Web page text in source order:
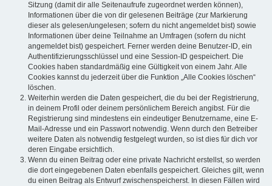
Sitzung (damit dir alle Seitenaufrufe zugeordnet werden können),
Informationen über die von dir gelesenen Beiträge (zur Markierung
dieser als gelesen/ungelesen; sofern du nicht angemeldet bist) sowie
Informationen über deine Teilnahme an Umfragen (sofern du nicht
angemeldet bist) gespeichert. Ferner werden deine Benutzer-ID, ein
Authentifizierungsschlüssel und eine Session-ID gespeichert. Die
Cookies haben standardmäßig eine Gültigkeit von einem Jahr. Alle
Cookies kannst du jederzeit über die Funktion „Alle Cookies löschen“
löschen.
Weiterhin werden die Daten gespeichert, die du bei der Registrierung,
in deinem Profil oder deinem persönlichem Bereich angibst. Für die
Registrierung sind mindestens ein eindeutiger Benutzername, eine E-
Mail-Adresse und ein Passwort notwendig. Wenn durch den Betreiber
weitere Daten als notwendig festgelegt wurden, so ist dies für dich vor
deren Eingabe ersichtlich.
Wenn du einen Beitrag oder eine private Nachricht erstellst, so werden
die dort eingegebenen Daten ebenfalls gespeichert. Gleiches gilt, wenn
du einen Beitrag als Entwurf zwischenspeicherst. In diesen Fällen wird